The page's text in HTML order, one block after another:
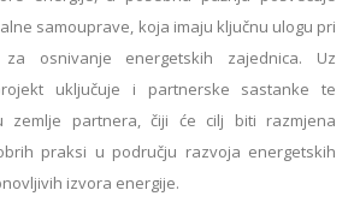
samouprave, koja imaju ključnu ulogu pri
osnivanje energetskih zajednica. Uz
uključuje i partnerske sastanke te
zemlje partnera, čiji će cilj biti razmjena
praksi u području razvoja energetskih
izvora energije.